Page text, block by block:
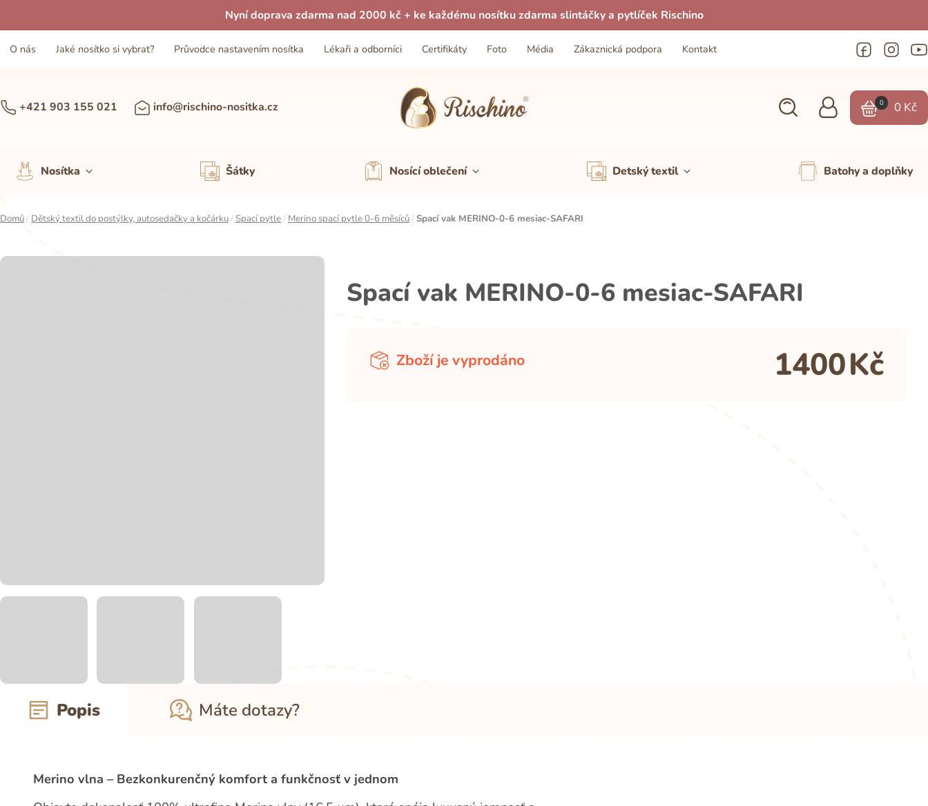
Nyní doprava zdarma nad 2000 kč + ke každému nosítku zdarma slintáčky a pytlíček Rischino
O nás Jaké nosítko si vybrat? Průvodce nastavením nosítka Lékaři a odborníci Certifikáty Foto Média Zákaznická podpora Kontakt
+421 903 155 021 info@rischino-nositka.cz 0 0 Kč
Nosítka Šátky Nosící oblečení Detský textil Batohy a doplňky
Domů/ Dětský textil do postýlky, autosedačky a kočárku/ Spací pytle/ Merino spací pytle 0-6 měsíců/Spací vak MERINO-0-6 mesiac-SAFARI
Spací vak MERINO-0-6 mesiac-SAFARI
Zboží je vyprodáno 1400Kč
Popis Máte dotazy?
Merino vlna – Bezkonkurenčný komfort a funkčnosť v jednom